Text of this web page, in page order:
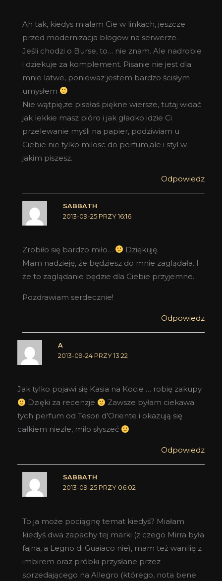
Ah tak, kiedys mialam Cie w linkach, jeszcze
przed modernizacja blogow na serwerze.
Jeśli chodzi o Burse, to… nie znam. Ale nadrobie
i dziekuje za komplement. Pisanie nie jest dla
mnie latwe, poniewaz jestem bardzo ścisłym
umysłem
Nie wątpię,ze pisałaś piękne wiersze, tutaj widać
jak lekkie masz pióro i jak gładko idzie Ci
przelewanie myśli na papier, podziwiam u
Ciebie nie tylko milosc do perfum,ale i styl w
jakim piszesz.
Odpowiedz
SABBATH
2013-09-25 PRZY 16:16
Zrobiło się bardzo miło…
Dziękuję.
Mam nadzieję, że będziesz do mnie zaglądała. I
że to zaglądanie będzie dla Ciebie przyjemne.
Pozdrawiam serdecznie!
Odpowiedz
A
2013-09-24 PRZY 13:22
Jak tylko pojawi się Kasia na Kocie … robię zakupy
Dzięki za recenzje
Zawsze byłam ciekawa
tych perfum od Tesori d'Oriente i okazują się
całkiem niezłe, miło słyszeć
Odpowiedz
SABBATH
2013-09-25 PRZY 06:02
To ja może pociągnę temat kiedyś? Miałam
kiedyś dwa zapachy tej marki (z czego Mirra była
fajna, a Legno di Guaiaco nie), mam też wanilię z
imbirem oraz próbki przysłane przez
sprzedającego na Allegro (którego, nota bene